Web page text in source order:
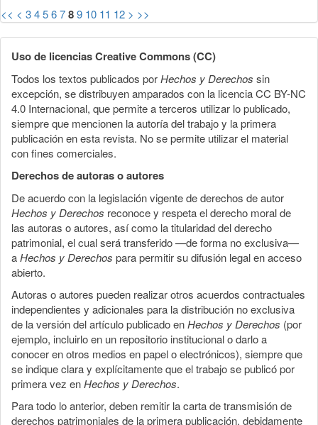
<< < 3456789 10 11 12 > >>
Uso de licencias Creative Commons (CC)
Todos los textos publicados porHechos y Derechos sin
excepción, se distribuyen amparados con la licencia CC BY-NC
4.0 Internacional, que permite a terceros utilizar lo publicado,
siempre que mencionen la autoría del trabajo y la primera
publicación en esta revista. No se permite utilizar el material
con fines comerciales.
Derechos de autoras o autores
De acuerdo con la legislación vigente de derechos de autor
Hechos y Derechos reconoce y respeta el derecho moral de
las autoras o autores, así como la titularidad del derecho
patrimonial, el cual será transferido —de forma no exclusiva—
aHechos y Derechos para permitir su difusión legal en acceso
abierto.
Autoras o autores pueden realizar otros acuerdos contractuales
independientes y adicionales para la distribución no exclusiva
de la versión del artículo publicado enHechos y Derechos (por
ejemplo, incluirlo en un repositorio institucional o darlo a
conocer en otros medios en papel o electrónicos), siempre que
se indique clara y explícitamente que el trabajo se publicó por
primera vez enHechos y Derechos.
Para todo lo anterior, deben remitir la carta de transmisión de
derechos patrimoniales de la primera publicación, debidamente